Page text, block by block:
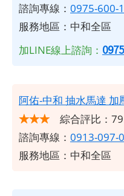
諮詢專線： 0975-600-
服務地區：中和全區
加LINE線上諮詢：
阿佑-中和 抽水馬達 加
★★★ 綜合評比：
諮詢專線： 0913-097-
服務地區：中和全區